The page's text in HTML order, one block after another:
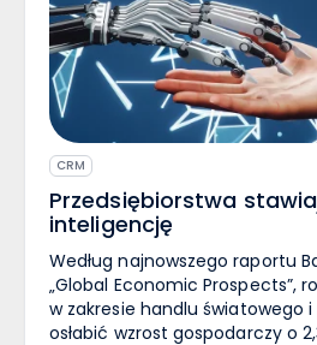
CRM
Przedsiębiorstwa
inteligencję
Według najnowszego raportu
„Global Economic Prospects”,
w zakresie handlu światowego
osłabić wzrost gospodarczy o